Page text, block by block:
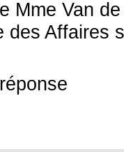
Mme Van
des Affaires